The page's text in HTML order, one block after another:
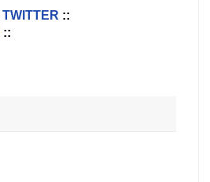
TWITTER ::
::